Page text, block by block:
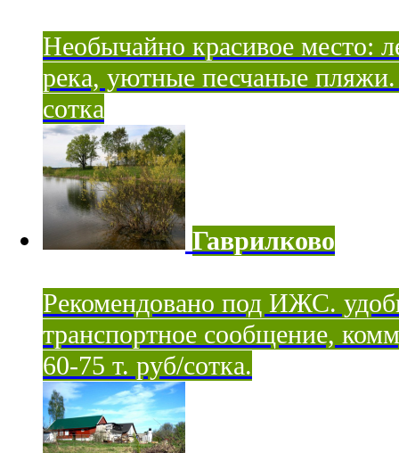
Необычайно красивое место:
река, уютные песчаные
сотка
Гаврилково
Рекомендовано под ИЖС.
транспортное сообщение,
60-75 т. руб/сотка.